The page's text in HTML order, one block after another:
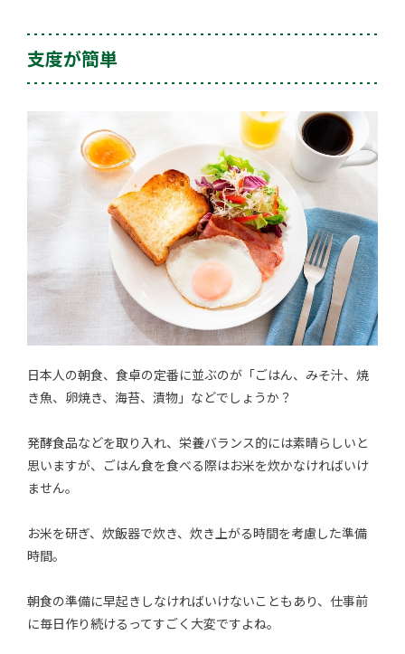
支度が簡単
日本人の朝食、食卓の定番に並ぶのが「ごはん、みそ汁、焼
き魚、卵焼き、海苔、漬物」などでしょうか？
発酵食品などを取り入れ、栄養バランス的には素晴らしいと
思いますが、ごはん食を食べる際はお米を炊かなければいけ
ません。
お米を研ぎ、炊飯器で炊き、炊き上がる時間を考慮した準備
時間。
朝食の準備に早起きしなければいけないこともあり、仕事前
に毎日作り続けるってすごく大変ですよね。